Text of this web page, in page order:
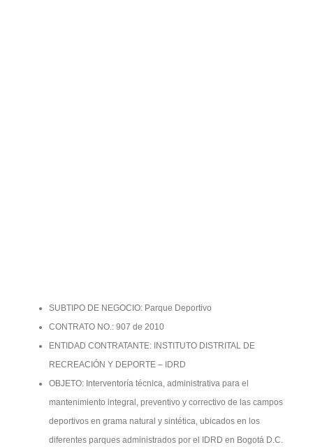
SUBTIPO DE NEGOCIO: Parque Deportivo
CONTRATO NO.: 907 de 2010
ENTIDAD CONTRATANTE: INSTITUTO DISTRITAL DE
RECREACIÓN Y DEPORTE – IDRD
OBJETO: Interventoría técnica, administrativa para el
mantenimiento integral, preventivo y correctivo de las campos
deportivos en grama natural y sintética, ubicados en los
diferentes parques administrados por el IDRD en Bogotá D.C.